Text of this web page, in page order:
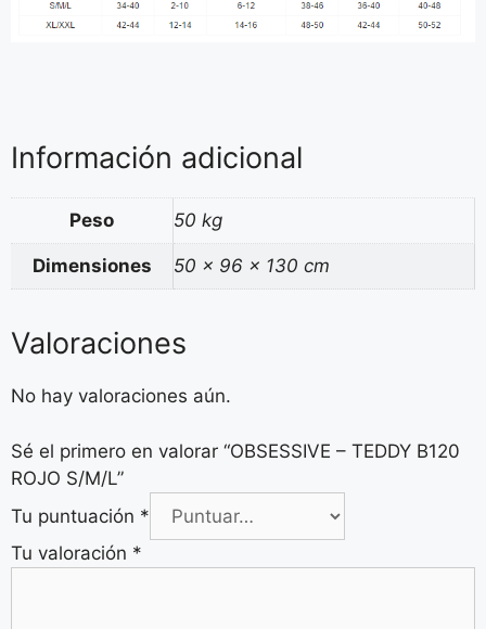
Información adicional
Peso 50 kg
Dimensiones 50 × 96 × 130 cm
Valoraciones
No hay valoraciones aún.
Sé el primero en valorar “OBSESSIVE – TEDDY B120
ROJO S/M/L”
Tu puntuación *
Tu valoración *